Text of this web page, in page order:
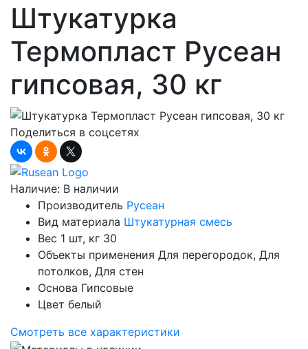
Штукатурка
Термопласт Русеан
гипсовая, 30 кг
Поделиться в соцсетях
Наличие: В наличии
Производитель Русеан
Вид материала Штукатурная смесь
Вес 1 шт, кг 30
Объекты применения Для перегородок, Для
потолков, Для стен
Основа Гипсовые
Цвет белый
Смотреть все характеристики